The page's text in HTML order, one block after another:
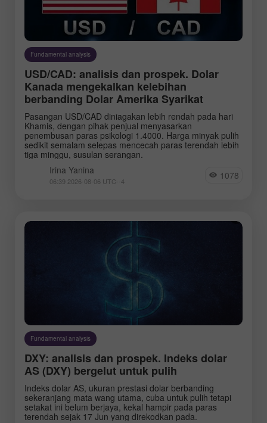
Yanina Irina
Fundamental analysis
USD/CAD: analisis dan prospek. Dolar
Kanada mengekalkan kelebihan
berbanding Dolar Amerika Syarikat
Pasangan USD/CAD diniagakan lebih rendah pada hari
Khamis, dengan pihak penjual menyasarkan
penembusan paras psikologi 1.4000. Harga minyak pulih
sedikit semalam selepas mencecah paras terendah lebih
tiga minggu, susulan serangan.
Irina Yanina
06:39 2026-08-06 UTC--4 1078
Fundamental analysis
DXY: analisis dan prospek. Indeks dolar
AS (DXY) bergelut untuk pulih
Indeks dolar AS, ukuran prestasi dolar berbanding
sekeranjang mata wang utama, cuba untuk pulih tetapi
setakat ini belum berjaya, kekal hampir pada paras
terendah sejak 17 Jun yang direkodkan pada.